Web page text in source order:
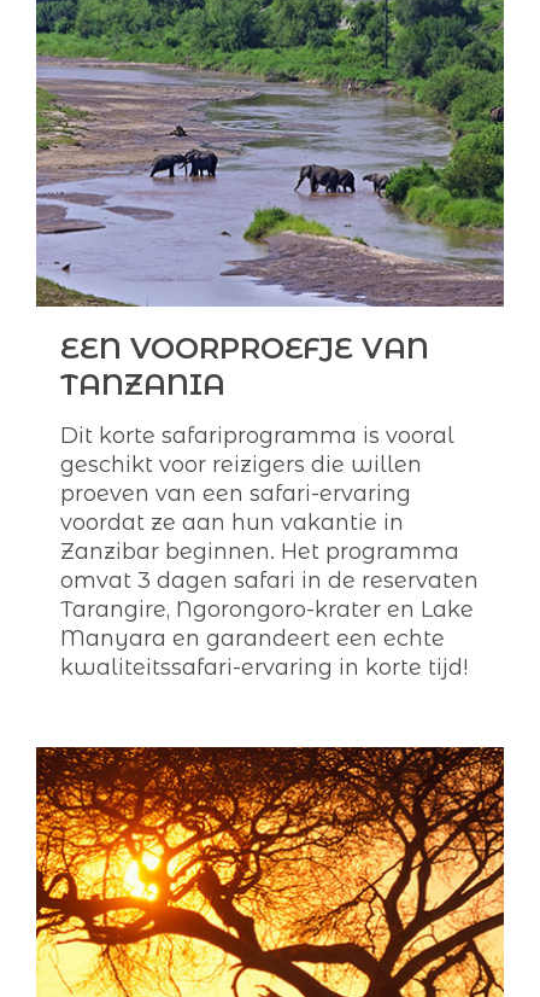
EEN VOORPROEFJE VAN
TANZANIA
Dit korte safariprogramma is vooral
geschikt voor reizigers die willen
proeven van een safari-ervaring
voordat ze aan hun vakantie in
Zanzibar beginnen. Het programma
omvat 3 dagen safari in de reservaten
Tarangire, Ngorongoro-krater en Lake
Manyara en garandeert een echte
kwaliteitssafari-ervaring in korte tijd!